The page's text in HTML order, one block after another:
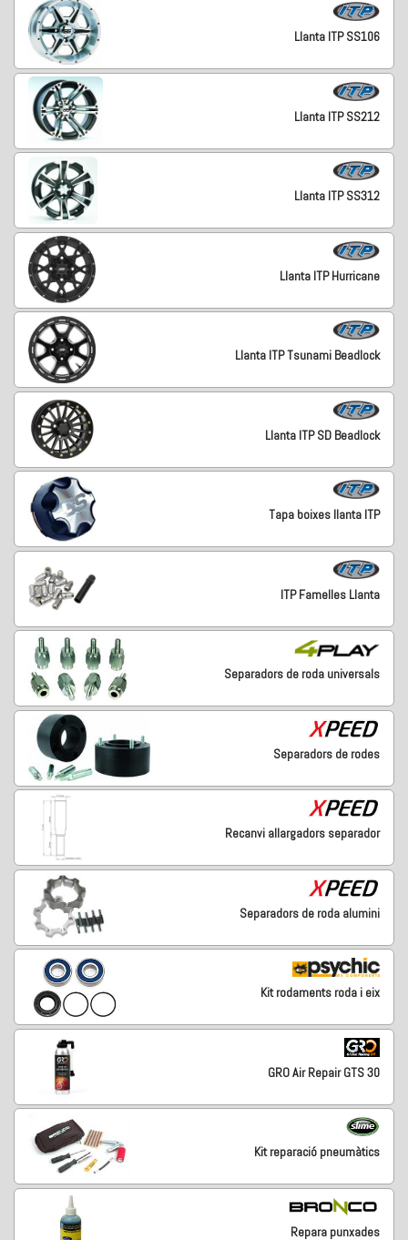
Llanta ITP SS106
Llanta ITP SS212
Llanta ITP SS312
Llanta ITP Hurricane
Llanta ITP Tsunami Beadlock
Llanta ITP SD Beadlock
Tapa boixes llanta ITP
ITP Famelles Llanta
Separadors de roda universals
Separadors de rodes
Recanvi allargadors separador
Separadors de roda alumini
Kit rodaments roda i eix
GRO Air Repair GTS 30
Kit reparació pneumàtics
Repara punxades